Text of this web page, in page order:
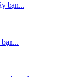
bạn...